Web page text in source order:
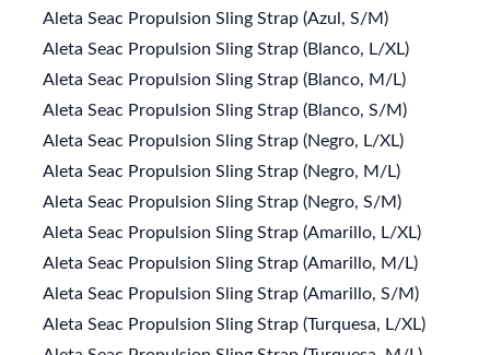
Aleta Seac Propulsion Sling Strap (Azul, S/M)
Aleta Seac Propulsion Sling Strap (Blanco, L/XL)
Aleta Seac Propulsion Sling Strap (Blanco, M/L)
Aleta Seac Propulsion Sling Strap (Blanco, S/M)
Aleta Seac Propulsion Sling Strap (Negro, L/XL)
Aleta Seac Propulsion Sling Strap (Negro, M/L)
Aleta Seac Propulsion Sling Strap (Negro, S/M)
Aleta Seac Propulsion Sling Strap (Amarillo, L/XL)
Aleta Seac Propulsion Sling Strap (Amarillo, M/L)
Aleta Seac Propulsion Sling Strap (Amarillo, S/M)
Aleta Seac Propulsion Sling Strap (Turquesa, L/XL)